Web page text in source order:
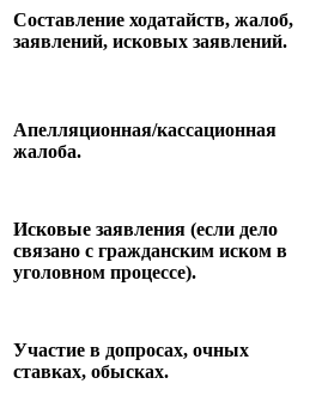
Составление ходатайств, жалоб,
заявлений, исковых заявлений.
Апелляционная/кассационная
жалоба.
Исковые заявления (если дело
связано с гражданским иском в
уголовном процессе).
Участие в допросах, очных
ставках, обысках.